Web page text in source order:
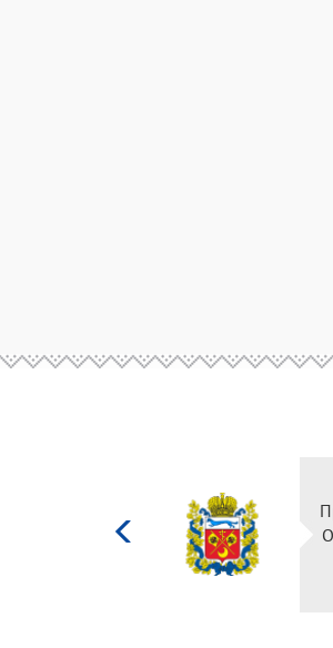
Министерство
культуры
Российской
федерации